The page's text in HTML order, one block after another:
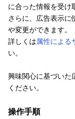
に合った情報を受け
さらに、広告表示に
や変更ができます。
詳しくは属性による
い。
興味関心に基づいた
ください。
操作手順